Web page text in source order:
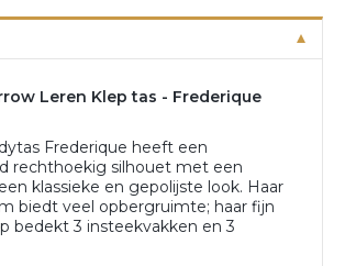
Leren Klep tas - Frederique
Frederique heeft een
rechthoekig silhouet met een
klassieke en gepolijste look. Haar
biedt veel opbergruimte; haar fijn
bedekt 3 insteekvakken en 3